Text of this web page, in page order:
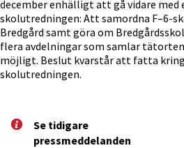
december enhälligt att gå vidare med
skolutredningen: Att samordna F–6-
Bredgård samt göra om
flera avdelningar som samlar
möjligt. Beslut kvarstår att fatta
skolutredningen.
Se tidigare
pressm­eddelanden